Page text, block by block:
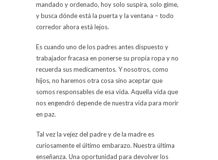
mandado y ordenado, hoy solo suspira, solo gime,
y busca dónde está la puerta y la ventana – todo
corredor ahora está lejos.
Es cuando uno de los padres antes dispuesto y
trabajador fracasa en ponerse su propia ropa y no
recuerda sus medicamentos. Y nosotros, como
hijos, no haremos otra cosa sino aceptar que
somos responsables de esa vida. Aquella vida que
nos engendró depende de nuestra vida para morir
en paz.
Tal vez la vejez del padre y de la madre es
curiosamente el último embarazo. Nuestra última
enseñanza. Una oportunidad para devolver los